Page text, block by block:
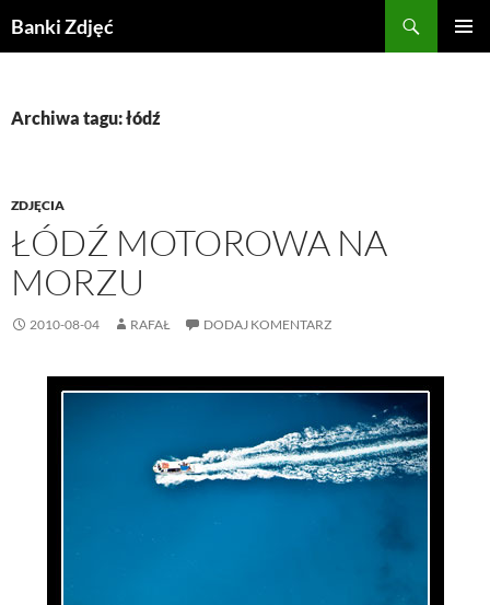
doBanki Zdjęć
Archiwa tagu: łódź
ZDJĘCIA
ŁÓDŹ MOTOROWA NA
MORZU
2010-08-04 RAFAŁ DODAJ KOMENTARZ